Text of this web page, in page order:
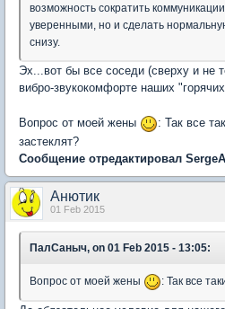
возможность сократить
уверенными, но и сделать
снизу.
Эх...вот бы все соседи (сверху и не
вибро-звукокомфорте наших
Вопрос от моей жены
: Так все
застеклят?
Сообщение отредактировал
Анютик
01 Feb 2015
ПалСаныч, on 01 Feb 2015 - 13:05:
Вопрос от моей жены : Так все